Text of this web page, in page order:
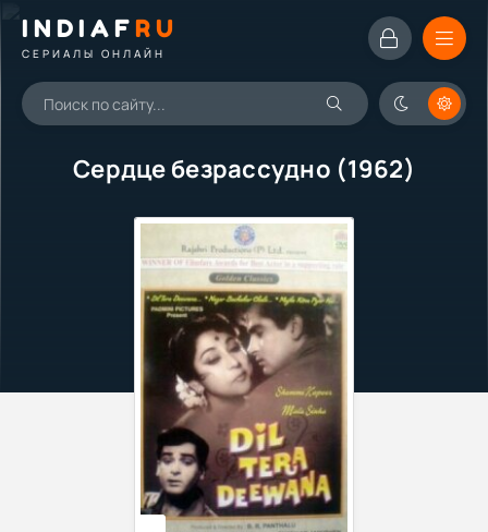
INDIAFRU
СЕРИАЛЫ ОНЛАЙН
Сердце безрассудно (1962)